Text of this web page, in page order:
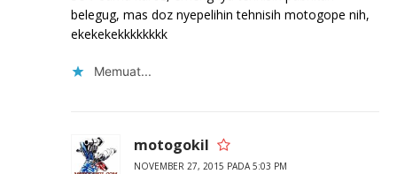
belegug, mas doz nyepelihin tehnisih motogope nih,
ekekekekkkkkkkk
Memuat...
motogokil
NOVEMBER 27, 2015 PADA 5:03 PM